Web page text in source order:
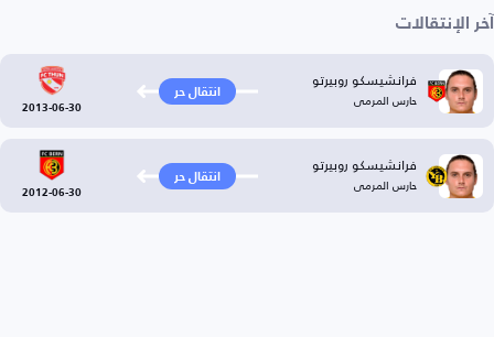
آخر الإنتقالات
فرانشيسكو روبيرتو
حارس المرمى انتقال حر
2013-06-30
فرانشيسكو روبيرتو
حارس المرمى انتقال حر
2012-06-30